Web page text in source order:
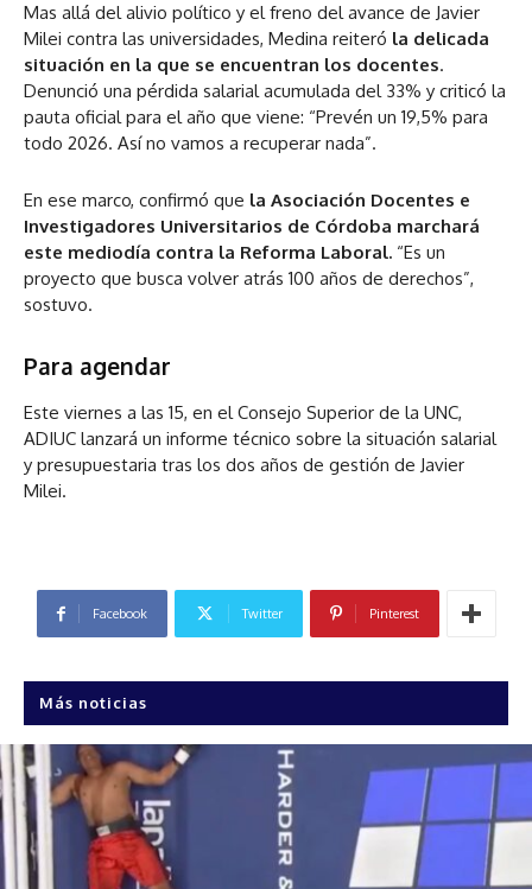
Mas allá del alivio político y el freno del avance de Javier
Milei contra las universidades, Medina reiteró la delicada
situación en la que se encuentran los docentes.
Denunció una pérdida salarial acumulada del 33% y criticó la
pauta oficial para el año que viene: “Prevén un 19,5% para
todo 2026. Así no vamos a recuperar nada”.
En ese marco, confirmó que la Asociación Docentes e
Investigadores Universitarios de Córdoba marchará
este mediodía contra la Reforma Laboral. “Es un
proyecto que busca volver atrás 100 años de derechos”,
sostuvo.
Para agendar
Este viernes a las 15, en el Consejo Superior de la UNC,
ADIUC lanzará un informe técnico sobre la situación salarial
y presupuestaria tras los dos años de gestión de Javier
Milei.
Facebook Twitter Pinterest
Más noticias